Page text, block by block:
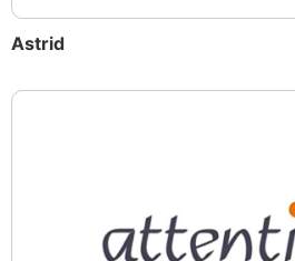
Astrid